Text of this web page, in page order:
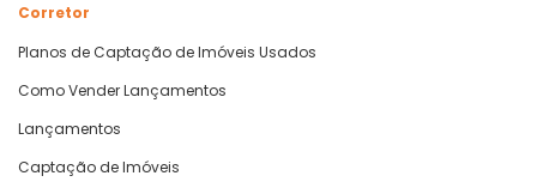
Corretor
Planos de Captação de Imóveis Usados
Como Vender Lançamentos
Lançamentos
Captação de Imóveis